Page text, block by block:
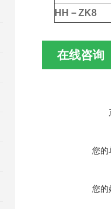
HH－ZK8
在线咨询
您的
您的